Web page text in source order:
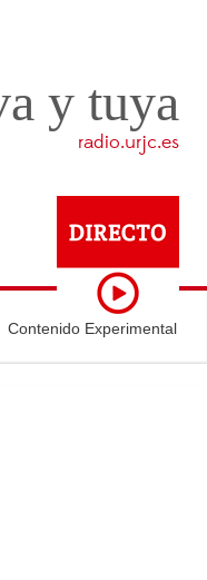
y tuya
radio.urjc.es
Contenido Experimental